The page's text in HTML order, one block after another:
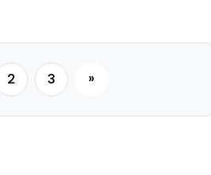
2 3 »